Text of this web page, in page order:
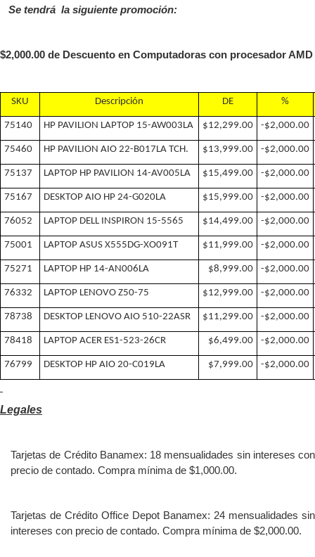
Se tendrá la siguiente promoción:
$2,000.00 de Descuento en Computadoras con procesador AMD
SKU Descripción DE %
75140 HP PAVILION LAPTOP 15-AW003LA $12,299.00 -$2,000.00
75460 HP PAVILION AIO 22-B017LA TCH. $13,999.00 -$2,000.00
75137 LAPTOP HP PAVILION 14-AV005LA $15,499.00 -$2,000.00
75167 DESKTOP AIO HP 24-G020LA $15,999.00 -$2,000.00
76052 LAPTOP DELL INSPIRON 15-5565 $14,499.00 -$2,000.00
75001 LAPTOP ASUS X555DG-XO091T $11,999.00 -$2,000.00
75271 LAPTOP HP 14-AN006LA $8,999.00 -$2,000.00
76332 LAPTOP LENOVO Z50-75 $12,999.00 -$2,000.00
78738 DESKTOP LENOVO AIO 510-22ASR $11,299.00 -$2,000.00
78418 LAPTOP ACER ES1-523-26CR $6,499.00 -$2,000.00
76799 DESKTOP HP AIO 20-C019LA $7,999.00 -$2,000.00
Legales
Tarjetas de Crédito Banamex: 18 mensualidades sin intereses con
precio de contado. Compra mínima de $1,000.00.
Tarjetas de Crédito Office Depot Banamex: 24 mensualidades sin
intereses con precio de contado. Compra mínima de $2,000.00.